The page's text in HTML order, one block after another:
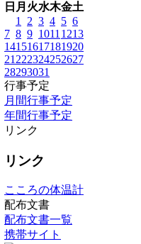
日 月 火水木金土
1
2 3 4 5 6
7 8 9 1011 1213
14151617181920
21 222324252627
28293031
行事予定
月間行事予定
年間行事予定
リンク
リンク
こころの体温計
配布文書
配布文書一覧
携帯サイト